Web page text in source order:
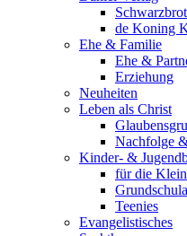
de Koning
Ehe & Familie
Ehe &
Erziehung
Neuheiten
Leben als Christ
Nachfolge
Kinder- &
für die
Teenies
Evangelistisches